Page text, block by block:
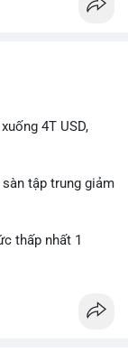
4T USD,
tập trung giảm
thấp nhất 1